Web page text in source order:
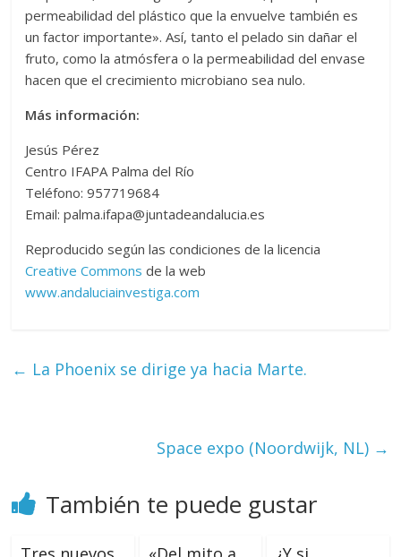
permeabilidad del plástico que la envuelve también es
un factor importante». Así, tanto el pelado sin dañar el
fruto, como la atmósfera o la permeabilidad del envase
hacen que el crecimiento microbiano sea nulo.
Más información:
Jesús Pérez
Centro IFAPA Palma del Río
Teléfono: 957719684
Email: palma.ifapa@juntadeandalucia.es
Reproducido según las condiciones de la licencia
Creative Commons de la web
www.andaluciainvestiga.com
← La Phoenix se dirige ya hacia Marte.
Space expo (Noordwijk, NL) →
También te puede gustar